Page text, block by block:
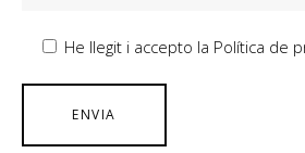
He llegit i accepto la Política de